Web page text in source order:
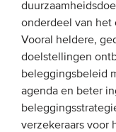
onderdeel van het
Vooral heldere,
doelstellingen
beleggingsbeleid
agenda en beter
verzekeraars voor